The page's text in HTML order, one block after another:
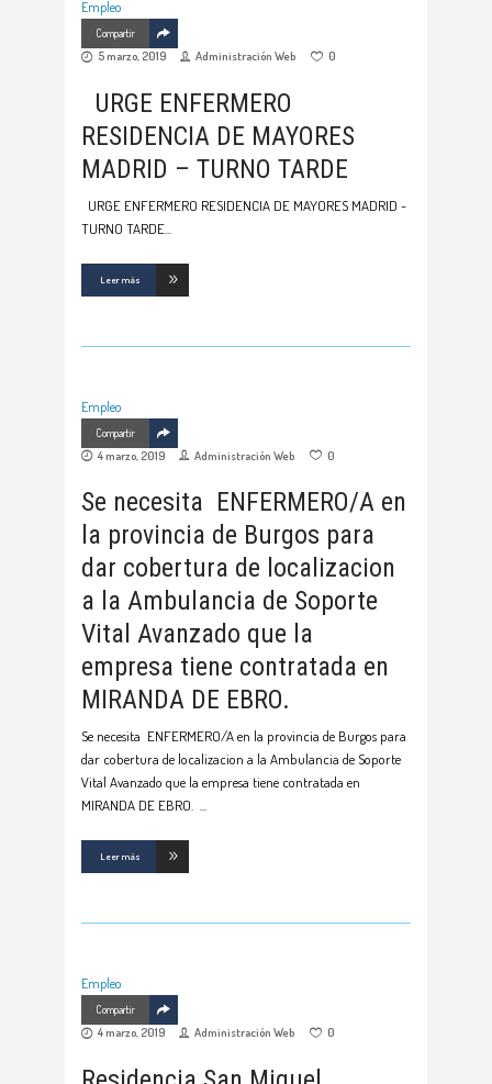
Empleo
Compartir
5 marzo, 2019 Administración Web 0
URGE ENFERMERO
RESIDENCIA DE MAYORES
MADRID – TURNO TARDE
URGE ENFERMERO RESIDENCIA DE MAYORES MADRID -
TURNO TARDE
Leer más
Empleo
Compartir
4 marzo, 2019 Administración Web 0
Se necesita ENFERMERO/A en
la provincia de Burgos para
dar cobertura de localizacion
a la Ambulancia de Soporte
Vital Avanzado que la
empresa tiene contratada en
MIRANDA DE EBRO.
Se necesita ENFERMERO/A en la provincia de Burgos para
dar cobertura de localizacion a la Ambulancia de Soporte
Vital Avanzado que la empresa tiene contratada en
MIRANDA DE EBRO.
Leer más
Empleo
Compartir
4 marzo, 2019 Administración Web 0